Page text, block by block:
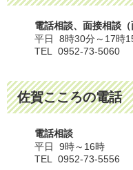
電話相談、面接相談（
平日 8時30分～17時
TEL 0952-73-5060
佐賀こころの電話
電話相談
平日 9時～16時
TEL 0952-73-5556